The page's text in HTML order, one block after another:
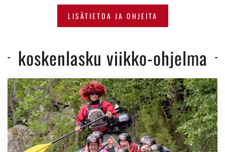
LISÄTIETOA JA OHJEITA
koskenlasku viikko-ohjelma